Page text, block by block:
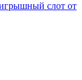
слот от